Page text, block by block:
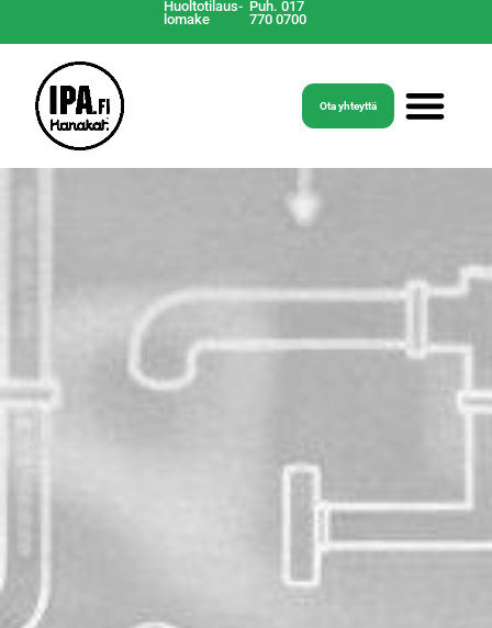
Huoltotilaus-
lomake
Puh. 017
770 0700
Ota yhteyttä